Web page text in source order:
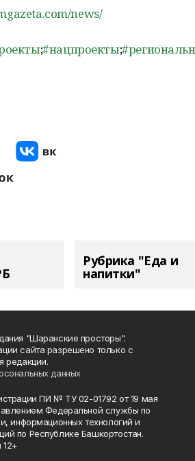
news/
;#нацпроекты;
Рубрика "Еда и
напитки"
"Шаранские просторы".
сайта разрешено только с
редакции.
данных
ПИ № ТУ 02-01792 от 19 мая
Федеральной службы по
информационных технологий и
по Республике Башкортостан.
12+